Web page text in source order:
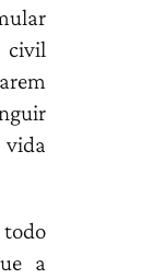
civil
vida
todo
a